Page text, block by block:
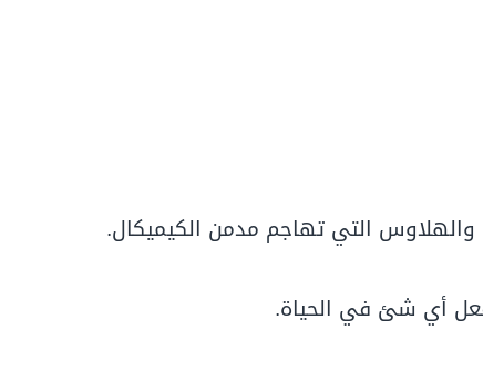
التي تهاجم مدمن الكيميكال.
أي شئ في الحياة.